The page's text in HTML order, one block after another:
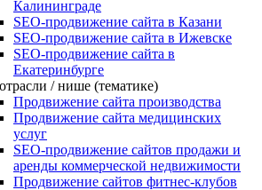
Калининграде
SEO-продвижение сайта в Казани
SEO-продвижение сайта в Ижевске
SEO-продвижение сайта в
Екатеринбурге
/ нише (тематике)
Продвижение сайта производства
Продвижение сайта медицинских
услуг
SEO-продвижение сайтов продажи и
аренды коммерческой недвижимости
Продвижение сайтов фитнес-клубов